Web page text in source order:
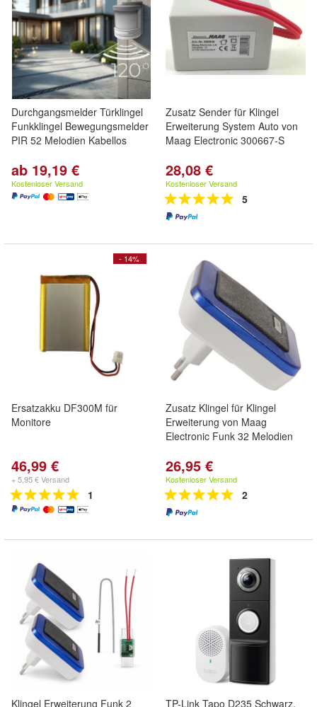
Durchgangsmelder Türklingel
Funkklingel Bewegungsmelder
PIR 52 Melodien Kabellos
ab 19,19 €
Kostenloser Versand
Zusatz Sender für Klingel
Erweiterung System Auto von
Maag Electronic 300667-S
28,08 €
Kostenloser Versand
5
- 14%
Ersatzakku DF300M für
Monitore
46,99 €
+ 5,95 € Versand
1
Zusatz Klingel für Klingel
Erweiterung von Maag
Electronic Funk 32 Melodien
26,95 €
Kostenloser Versand
2
Klingel Erweiterung Funk 2
TP-Link Tapo D235 Schwarz,